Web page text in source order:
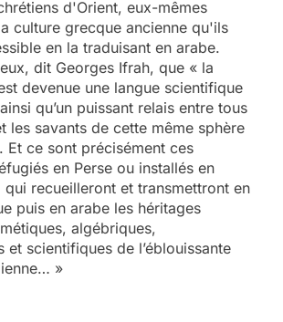
d'Orient, eux-mêmes
culture grecque ancienne qu'ils
en la traduisant en arabe.
dit Georges Ifrah, que « la
devenue une langue scientifique
qu’un puissant relais entre tous
les savants de cette même sphère
Et ce sont précisément ces
en Perse ou installés en
qui recueilleront et transmettront en
puis en arabe les héritages
algébriques,
et scientifiques de l’éblouissante
»